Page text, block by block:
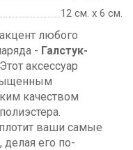
12 см. х 6 см.
любого
- Галстук-
аксессуар
качеством
ваши самые
его по-